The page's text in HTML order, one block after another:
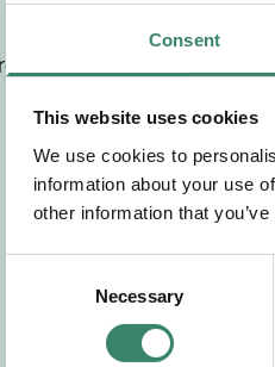
Consent
This website uses cookies
We use cookies to
information about your use
other information that
Necessary
så